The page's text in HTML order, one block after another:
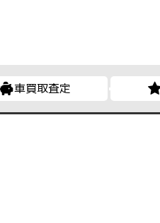
車買取査定